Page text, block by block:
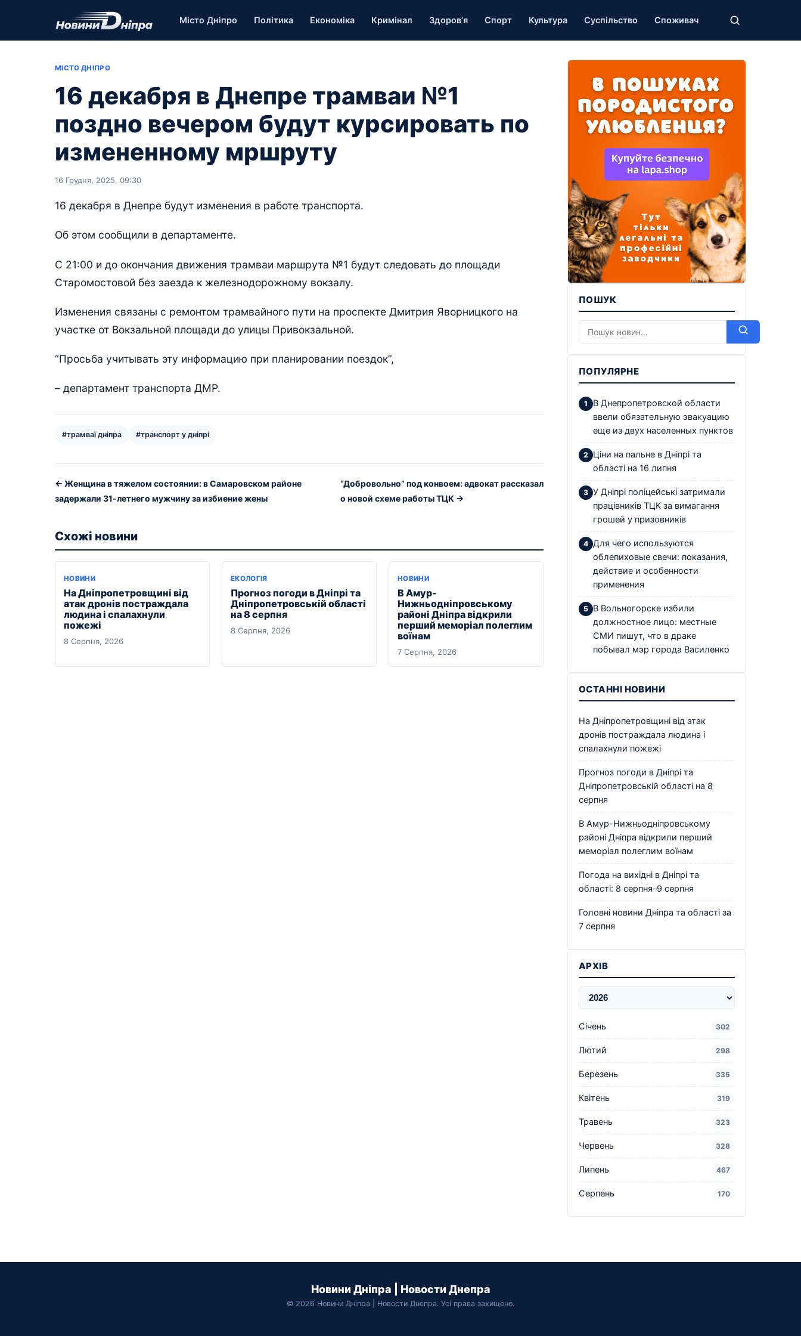
Місто Дніпро Політика Економіка Кримінал Здоров’я Спорт Культура Суспільство Споживач
МІСТО ДНІПРО
16 декабря в Днепре трамваи №1
поздно вечером будут курсировать по
измененному мршруту
16 Грудня, 2025, 09:30
16 декабря в Днепре будут изменения в работе транспорта.
Об этом сообщили в департаменте.
С 21:00 и до окончания движения трамваи маршрута №1 будут следовать до площади
Старомостовой без заезда к железнодорожному вокзалу.
Изменения связаны с ремонтом трамвайного пути на проспекте Дмитрия Яворницкого на
участке от Вокзальной площади до улицы Привокзальной.
“Просьба учитывать эту информацию при планировании поездок”,
– департамент транспорта ДМР.
#трамваї дніпра #транспорт у дніпрі
← Женщина в тяжелом состоянии: в Самаровском районе
задержали 31-летнего мужчину за избиение жены
“Добровольно” под конвоем: адвокат рассказал
о новой схеме работы ТЦК →
Схожі новини
НОВИНИ
На Дніпропетровщині від
атак дронів постраждала
людина і спалахнули
пожежі
8 Серпня, 2026
ЕКОЛОГІЯ
Прогноз погоди в Дніпрі та
Дніпропетровській області
на 8 серпня
8 Серпня, 2026
НОВИНИ
В Амур-
Нижньодніпровському
районі Дніпра відкрили
перший меморіал полеглим
воїнам
7 Серпня, 2026
ПОШУК
ПОПУЛЯРНЕ
В Днепропетровской области
ввели обязательную эвакуацию
еще из двух населенных пунктов
Ціни на пальне в Дніпрі та
області на 16 липня
У Дніпрі поліцейські затримали
працівників ТЦК за вимагання
грошей у призовників
Для чего используются
облепиховые свечи: показания,
действие и особенности
применения
В Вольногорске избили
должностное лицо: местные
СМИ пишут, что в драке
побывал мэр города Василенко
ОСТАННІ НОВИНИ
На Дніпропетровщині від атак
дронів постраждала людина і
спалахнули пожежі
Прогноз погоди в Дніпрі та
Дніпропетровській області на 8
серпня
В Амур-Нижньодніпровському
районі Дніпра відкрили перший
меморіал полеглим воїнам
Погода на вихідні в Дніпрі та
області: 8 серпня–9 серпня
Головні новини Дніпра та області за
7 серпня
АРХІВ
Січень 302
Лютий 298
Березень 335
Квітень 319
Травень 323
Червень 328
Липень 467
Серпень 170
Новини Дніпра | Новости Днепра
© 2026 Новини Дніпра | Новости Днепра. Усі права захищено.